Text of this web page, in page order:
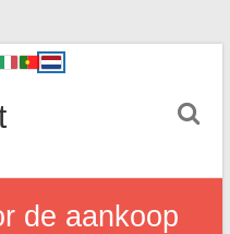
de aankoop